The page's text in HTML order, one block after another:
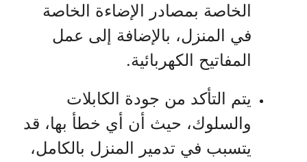
الخاصة بمصادر الإضاءة الخاصة
في المنزل، بالإضافة إلى عمل
المفاتيح الكهربائية.
يتم التأكد من جودة الكابلات
والسلوك، حيث أن أي خطأ بها، قد
يتسبب في تدمير المنزل بالكامل،